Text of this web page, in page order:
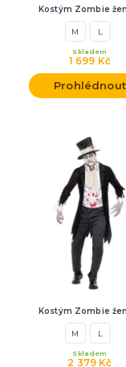
Kostým Zombie
M L
1 699 Kč
Skladem
Prohlédnout
Kostým Zombie
M L
2 379 Kč
Skladem